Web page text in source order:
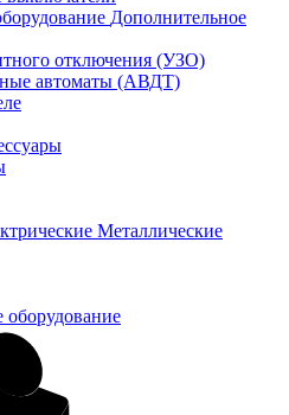
Дополнительное
отключения (УЗО)
автоматы (АВДТ)
Металлические
оборудование